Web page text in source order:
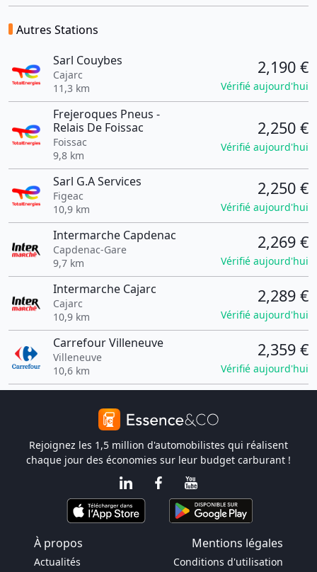
Autres Stations
Sarl Couybes
Cajarc
11,3 km
2,190 €
Vérifié aujourd'hui
Frejeroques Pneus -
Relais De Foissac
Foissac
9,8 km
2,250 €
Vérifié aujourd'hui
Sarl G.A Services
Figeac
10,9 km
2,250 €
Vérifié aujourd'hui
Intermarche Capdenac
Capdenac-Gare
9,7 km
2,269 €
Vérifié aujourd'hui
Intermarche Cajarc
Cajarc
10,9 km
2,289 €
Vérifié aujourd'hui
Carrefour Villeneuve
Villeneuve
10,6 km
2,359 €
Vérifié aujourd'hui
Rejoignez les 1,5 million d'automobilistes qui réalisent
chaque jour des économies sur leur budget carburant !
À propos Mentions légales
Actualités
Conditions d'utilisation